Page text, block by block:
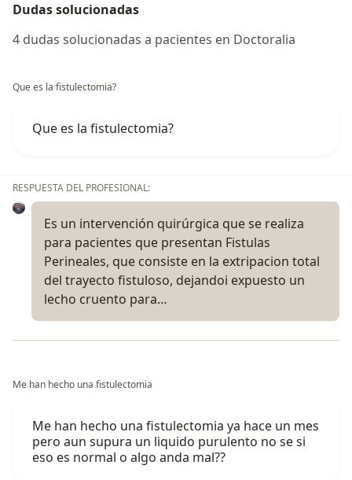
Dudas solucionadas
4 dudas solucionadas a pacientes en Doctoralia
Que es la fistulectomia?
Que es la fistulectomia?
RESPUESTA DEL PROFESIONAL:
Es un intervención quirúrgica que se realiza
para pacientes que presentan Fistulas
Perineales, que consiste en la extripacion total
del trayecto fistuloso, dejandoi expuesto un
lecho cruento para…
Me han hecho una fistulectomia
Me han hecho una fistulectomia ya hace un mes
pero aun supura un liquido purulento no se si
eso es normal o algo anda mal??